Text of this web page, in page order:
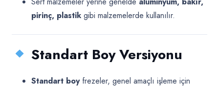
pirinç, plastik gibi malzemelerde kullanılır.
Standart Boy Versiyonu
Standart boyfrezeler, genel amaçlı işleme için